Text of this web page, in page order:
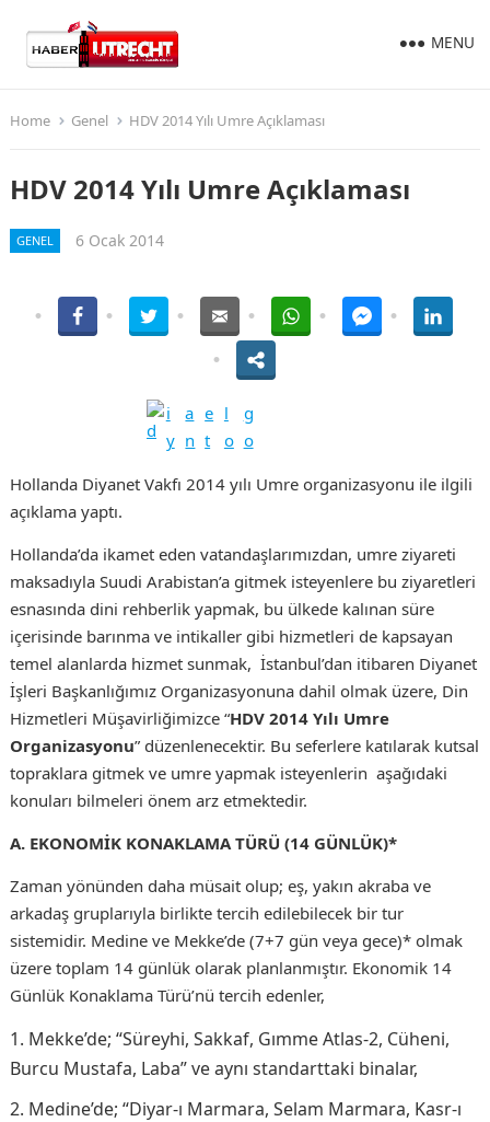
MENU
Home Genel HDV 2014 Yılı Umre Açıklaması
HDV 2014 Yılı Umre Açıklaması
GENEL 6 Ocak 2014
Hollanda Diyanet Vakfı 2014 yılı Umre organizasyonu ile ilgili
açıklama yaptı.
Hollanda’da ikamet eden vatandaşlarımızdan, umre ziyareti
maksadıyla Suudi Arabistan’a gitmek isteyenlere bu ziyaretleri
esnasında dini rehberlik yapmak, bu ülkede kalınan süre
içerisinde barınma ve intikaller gibi hizmetleri de kapsayan
temel alanlarda hizmet sunmak, İstanbul’dan itibaren Diyanet
İşleri Başkanlığımız Organizasyonuna dahil olmak üzere, Din
Hizmetleri Müşavirliğimizce “HDV 2014 Yılı Umre
Organizasyonu” düzenlenecektir. Bu seferlere katılarak kutsal
topraklara gitmek ve umre yapmak isteyenlerin aşağıdaki
konuları bilmeleri önem arz etmektedir.
A. EKONOMİK KONAKLAMA TÜRÜ (14 GÜNLÜK)*
Zaman yönünden daha müsait olup; eş, yakın akraba ve
arkadaş gruplarıyla birlikte tercih edilebilecek bir tur
sistemidir. Medine ve Mekke’de (7+7 gün veya gece)* olmak
üzere toplam 14 günlük olarak planlanmıştır. Ekonomik 14
Günlük Konaklama Türü’nü tercih edenler,
Mekke’de; “Süreyhi, Sakkaf, Gımme Atlas-2, Cüheni,
Burcu Mustafa, Laba” ve aynı standarttaki binalar,
Medine’de; “Diyar-ı Marmara, Selam Marmara, Kasr-ı